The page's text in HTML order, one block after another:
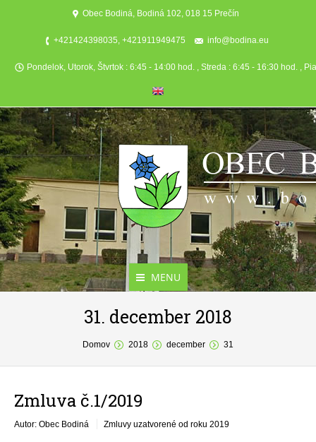
Obec Bodiná, Bodiná 102, 018 15 Prečín
+421424398035, +421911949475 info@bodina.eu
Pondelok, Utorok, Štvrtok : 6:45 - 14:00 hod. , Streda : 6:45 - 16:30 hod. ,
MENU
Aktuality
O obci
Povinné zverejňovanie
31. december 2018
Domov 2018 december 31
Zmluva č.1/2019
Autor: Obec Bodiná Zmluvy uzatvorené od roku 2019